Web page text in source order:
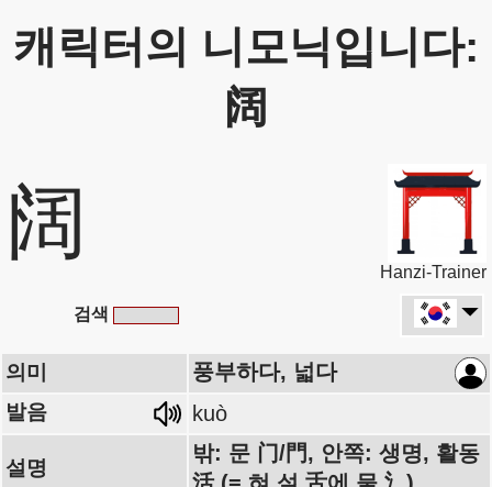
캐릭터의 니모닉입니다:
阔
阔
Hanzi-Trainer
검색
의미 풍부하다, 넓다
발음 kuò
설명
밖: 문 门/門, 안쪽: 생명, 활동